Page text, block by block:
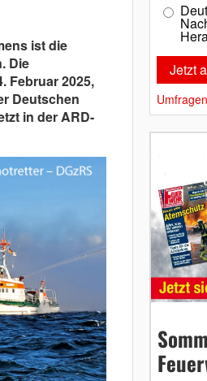
ist die
Die
Februar 2025,
Deutschen
in der ARD-
Umfragen